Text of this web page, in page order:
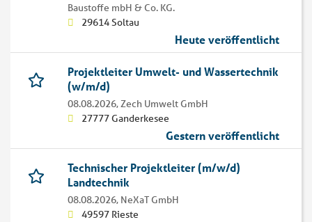
Baustoffe mbH & Co. KG.
29614 Soltau
Heute veröffentlicht
Projektleiter Umwelt- und Wassertechnik
(w/m/d)
08.08.2026,Zech Umwelt GmbH
27777 Ganderkesee
Gestern veröffentlicht
Technischer Projektleiter (m/w/d)
Landtechnik
08.08.2026, NeXaT GmbH
49597 Rieste